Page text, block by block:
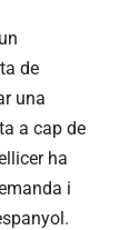
de
una
a cap de
ha
i